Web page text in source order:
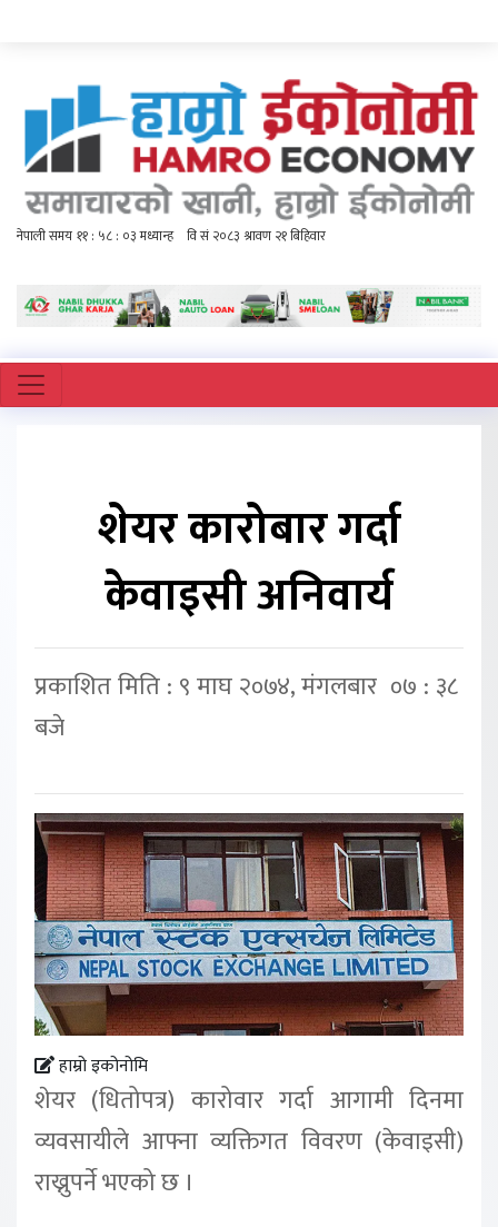
शेयर कारोबार गर्दा
केवाइसी अनिवार्य
प्रकाशित मिति : ९ माघ २०७४, मंगलबार ०७ : ३८
बजे
हाम्रो इकोनोमि
शेयर (धितोपत्र) कारोवार गर्दा आगामी दिनमा
व्यवसायीले आफ्ना व्यक्तिगत विवरण (केवाइसी)
राख्नुपर्ने भएको छ ।